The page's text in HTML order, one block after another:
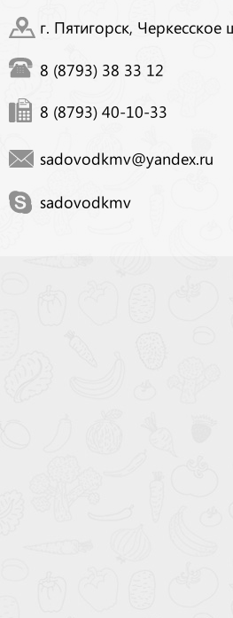
г. Пятигорск, Черкесское
8 (8793) 38 33 12
8 (8793) 40-10-33
sadovodkmv@yandex.ru
sadovodkmv